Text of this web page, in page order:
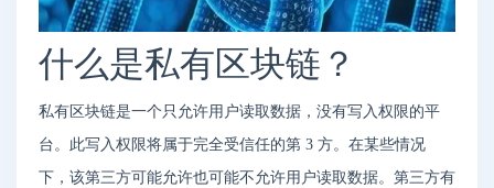
什么是私有区块链？
私有区块链是一个只允许用户读取数据，没有写入权限的平
台。此写入权限将属于完全受信任的第 3 方。在某些情况
下，该第三方可能允许也可能不允许用户读取数据。第三方有